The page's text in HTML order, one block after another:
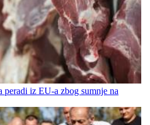
peradi iz EU-a zbog sumnje na